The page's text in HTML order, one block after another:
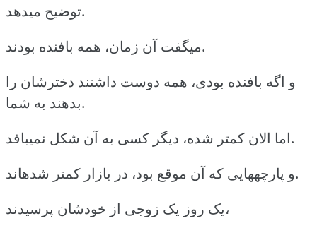
توضیح میدهد.
میگفت آن زمان، همه بافنده بودند.
و اگه بافنده بودی، همه دوست داشتند دخترشان را
بدهند به شما.
اما الان کمتر شده، دیگر کسی به آن شکل نمیبافد.
و پارچههایی که آن موقع بود، در بازار کمتر شدهاند.
یک روز یک زوجی از خودشان پرسیدند،